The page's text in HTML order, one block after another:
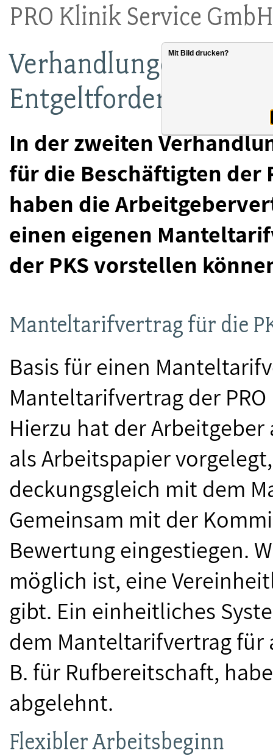
PRO Klinik Service
Verhandlungen
Entgeltforderungen
In der zweiten
für die Beschäftigten der
haben die
einen eigenen
der PKS vorstellen
Manteltarifvertrag für die
Basis für einen
Manteltarifvertrag der
Hierzu hat der
als Arbeitspapier
deckungsgleich mit dem
Gemeinsam mit der
Bewertung eingestiegen.
möglich ist, eine
gibt. Ein einheitliches
dem Manteltarifvertrag für
B. für Rufbereitschaft,
abgelehnt.
Flexibler Arbeitsbeginn
Mit Bild drucken?